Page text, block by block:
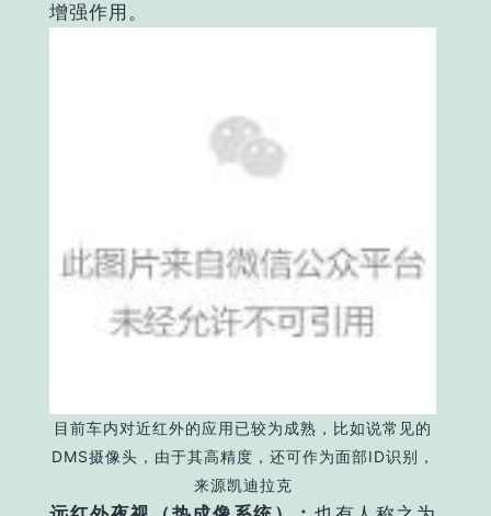
增强作用。
目前车内对近红外的应用已较为成熟，比如说常见的
DMS摄像头，由于其高精度，还可作为面部ID识别，
来源凯迪拉克